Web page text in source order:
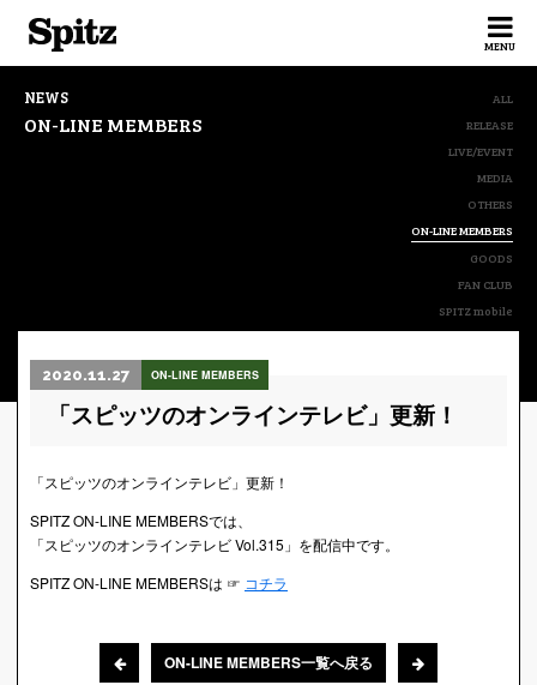
MENU
NEWS
ON-LINE MEMBERS
ALL
RELEASE
LIVE/EVENT
MEDIA
OTHERS
ON-LINE MEMBERS
GOODS
FAN CLUB
SPITZ mobile
2020.11.27 ON-LINE MEMBERS
「スピッツのオンラインテレビ」更新！
「スピッツのオンラインテレビ」更新！
SPITZ ON-LINE MEMBERSでは、
「スピッツのオンラインテレビ Vol.315」を配信中です。
SPITZ ON-LINE MEMBERSは ☞ コチラ
ON-LINE MEMBERS一覧へ戻る